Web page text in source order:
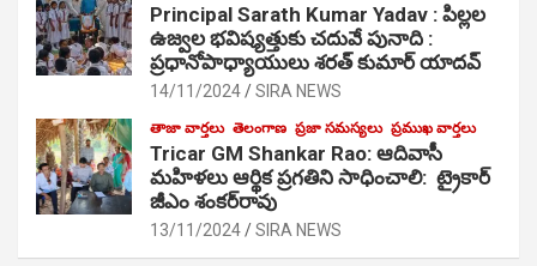
Principal Sarath Kumar Yadav : పిల్లల
ఉజ్వల భవిష్యత్తుకు చదువే పునాది :
ప్రధానోపాధ్యాయులు శరత్ కుమార్ యాదవ్
14/11/2024 SIRA NEWS
తాజా వార్తలు తెలంగాణ ప్రజా సమస్యలు ప్రముఖ వార్తలు
Tricar GM Shankar Rao: ఆదివాసీ
మహిళలు ఆర్థిక ప్రగతిని సాధించాలి: ట్రైకార్
జీఎం శంకర్‌రావు
13/11/2024 SIRA NEWS